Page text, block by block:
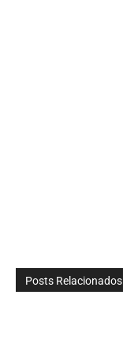
Posts Relacionados